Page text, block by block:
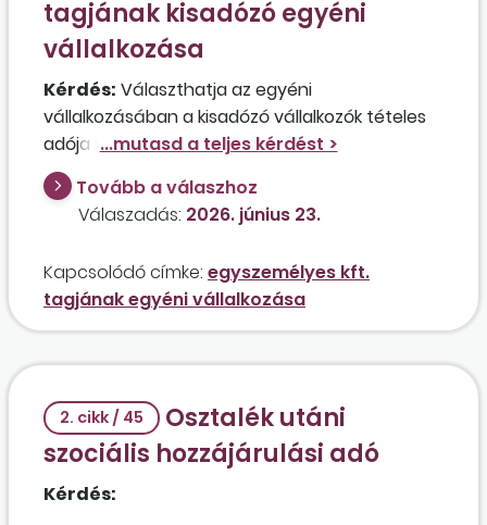
tagjának kisadózó egyéni
vállalkozása
Kérdés: Választhatja az egyéni
vállalkozásában a kisadózó vállalkozók tételes
adója szerinti közteherfizetést egy
egyszemélyes kft. tulajdonosa?
Tovább a válaszhoz
Válaszadás: 2026. június 23.
Kapcsolódó címke: egyszemélyes kft.
tagjának egyéni vállalkozása
2. cikk / 45
Osztalék utáni
szociális hozzájárulási adó
Kérdés: